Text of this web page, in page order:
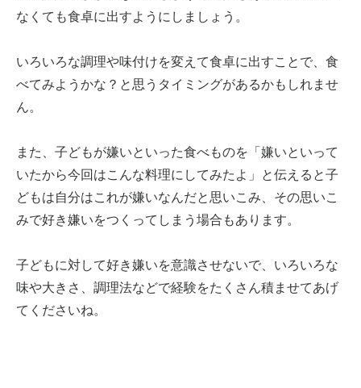
なくても食卓に出すようにしましょう。
いろいろな調理や味付けを変えて食卓に出すことで、食
べてみようかな？と思うタイミングがあるかもしれませ
ん。
また、子どもが嫌いといった食べものを「嫌いといって
いたから今回はこんな料理にしてみたよ」と伝えると子
どもは自分はこれが嫌いなんだと思いこみ、その思いこ
みで好き嫌いをつくってしまう場合もあります。
子どもに対して好き嫌いを意識させないで、いろいろな
味や大きさ、調理法などで経験をたくさん積ませてあげ
てくださいね。